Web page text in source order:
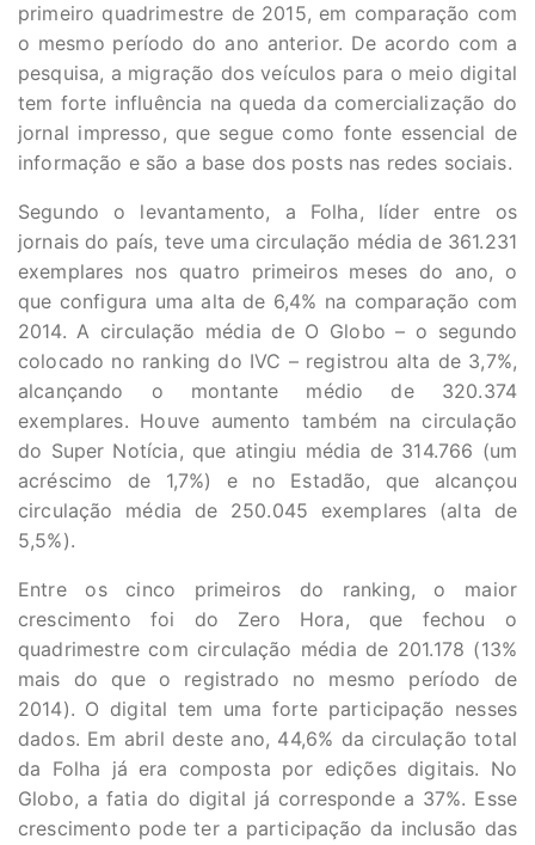
primeiro quadrimestre de 2015, em comparação com
o mesmo período do ano anterior. De acordo com a
pesquisa, a migração dos veículos para o meio digital
tem forte influência na queda da comercialização do
jornal impresso, que segue como fonte essencial de
informação e são a base dos posts nas redes sociais.
Segundo o levantamento, a Folha, líder entre os
jornais do país, teve uma circulação média de 361.231
exemplares nos quatro primeiros meses do ano, o
que configura uma alta de 6,4% na comparação com
2014. A circulação média de O Globo – o segundo
colocado no ranking do IVC – registrou alta de 3,7%,
alcançando o montante médio de 320.374
exemplares. Houve aumento também na circulação
do Super Notícia, que atingiu média de 314.766 (um
acréscimo de 1,7%) e no Estadão, que alcançou
circulação média de 250.045 exemplares (alta de
5,5%).
Entre os cinco primeiros do ranking, o maior
crescimento foi do Zero Hora, que fechou o
quadrimestre com circulação média de 201.178 (13%
mais do que o registrado no mesmo período de
2014). O digital tem uma forte participação nesses
dados. Em abril deste ano, 44,6% da circulação total
da Folha já era composta por edições digitais. No
Globo, a fatia do digital já corresponde a 37%. Esse
crescimento pode ter a participação da inclusão das